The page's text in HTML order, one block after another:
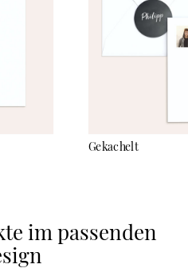
Gekachelt
im passenden